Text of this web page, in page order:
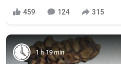
459 124 315
1 h 19 min